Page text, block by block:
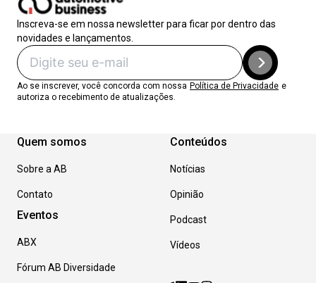
Inscreva-se em nossa newsletter para ficar por dentro das
novidades e lançamentos.
Ao se inscrever, você concorda com nossa Política de Privacidade e
autoriza o recebimento de atualizações.
Quem somos
Sobre a AB
Contato
Eventos
ABX
Fórum AB Diversidade
Conteúdos
Notícias
Opinião
Podcast
Vídeos